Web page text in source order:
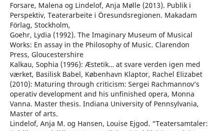
Forsare, Malena og Lindelof, Anja Mølle (2013). Publik i
Perspektiv, Teaterarbeite i Öresundsregionen. Makadam
Förlag, Stockholm,
Goehr, Lydia (1992). The Imaginary Museum of Musical
Works: En assay in the Philosophy of Music. Clarendon
Press, Gloucestershire
Kalkau, Sophia (1996): Æstetik… at svare verden igen med
værket, Basilisk Babel, København Klaptor, Rachel Elizabet
(2010): Maturing through criticism: Sergei Rachmannov’s
operativ development and his unfinished opera, Monna
Vanna. Master thesis. Indiana University of Pennsylvania,
Master of arts.
Lindelof, Anja M. og Hansen, Louise Ejgod. “Teatersamtaler: